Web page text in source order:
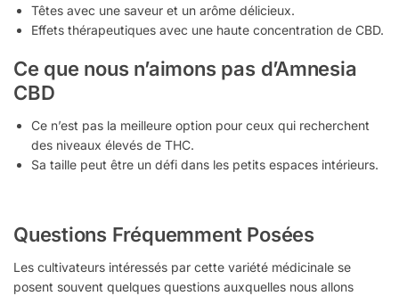
Têtes avec une saveur et un arôme délicieux.
Effets thérapeutiques avec une haute concentration de CBD.
Ce que nous n’aimons pas d’Amnesia
CBD
Ce n’est pas la meilleure option pour ceux qui recherchent
des niveaux élevés de THC.
Sa taille peut être un défi dans les petits espaces intérieurs.
Questions Fréquemment Posées
Les cultivateurs intéressés par cette variété médicinale se
posent souvent quelques questions auxquelles nous allons